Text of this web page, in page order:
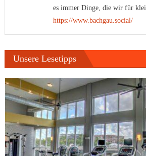
es immer Dinge, die wir für
https://www.bachgau.social/
Unsere Lesetipps